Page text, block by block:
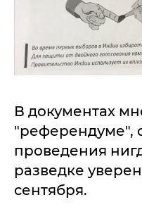
В документах
"референдуме",
проведения
разведке
сентября.